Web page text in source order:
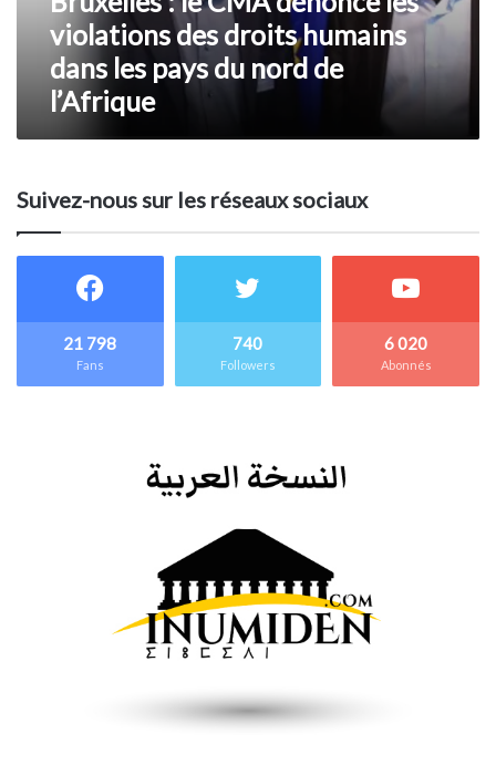
humains
nord
l’Afrique
violations des droits humains
dans les pays du nord de
l’Afrique
Suivez-nous sur les réseaux sociaux
21 798
Fans
740
Followers
6 020
Abonnés